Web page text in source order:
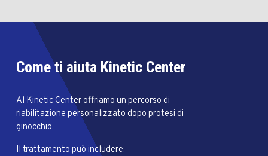
Come ti aiuta Kinetic Center
Al Kinetic Center offriamo un percorso di
riabilitazione personalizzato dopo protesi di
ginocchio.
Il trattamento può includere: